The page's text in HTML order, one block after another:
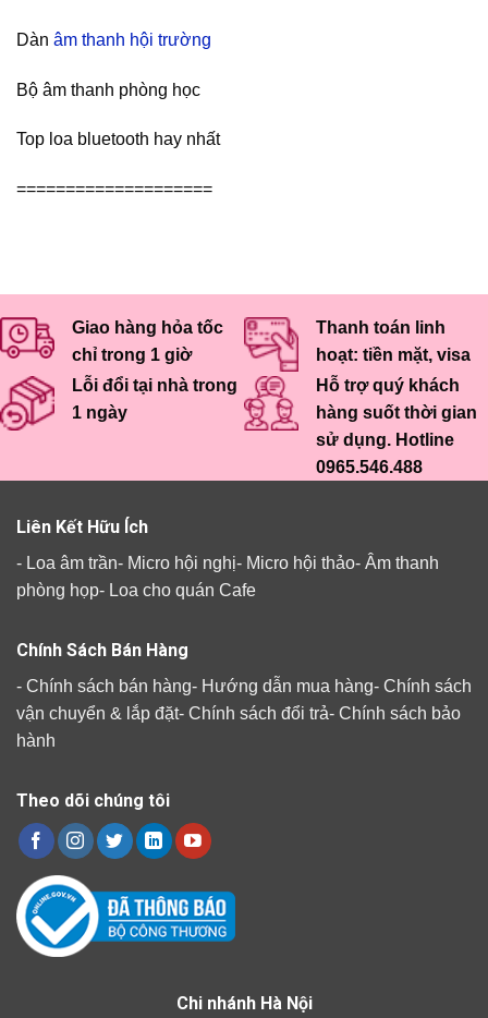
Dàn âm thanh hội trường
Bộ âm thanh phòng học
Top loa bluetooth hay nhất
====================
Giao hàng hỏa tốc
chỉ trong 1 giờ
Thanh toán linh
hoạt: tiền mặt, visa
Lỗi đổi tại nhà trong
1 ngày
Hỗ trợ quý khách
hàng suốt thời gian
sử dụng. Hotline
0965.546.488
Liên Kết Hữu Ích
- Loa âm trần- Micro hội nghị- Micro hội thảo- Âm thanh
phòng họp- Loa cho quán Cafe
Chính Sách Bán Hàng
- Chính sách bán hàng- Hướng dẫn mua hàng- Chính sách
vận chuyển & lắp đặt- Chính sách đổi trả- Chính sách bảo
hành
Theo dõi chúng tôi
Chi nhánh Hà Nội